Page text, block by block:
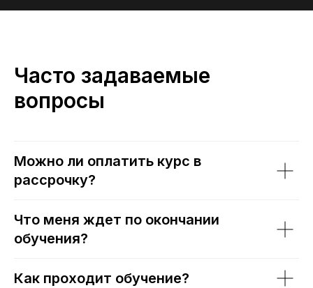
Часто задаваемые
вопросы
Можно ли оплатить курс в
рассрочку?
Что меня ждет по окончании
обучения?
Как проходит обучение?